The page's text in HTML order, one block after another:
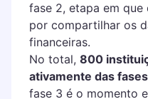
fase 2, etapa em
por compartilhar os
financeiras.
No total, 800
ativamente das
fase 3 é o momento